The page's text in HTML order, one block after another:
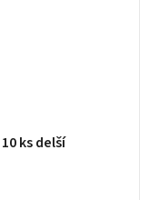
ks delší